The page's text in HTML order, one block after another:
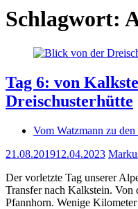
Schlagwort:
Tag 6: von
Dreischusterhütte
Vom Watzmann zu
21.08.201912.04.2023
Der vorletzte Tag unserer
Transfer nach Kalkstein.
Pfannhorn. Wenige